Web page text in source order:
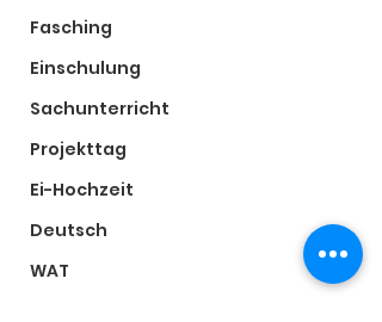
Fasching
Einschulung
Sachunterricht
Projekttag
Ei-Hochzeit
Deutsch
WAT